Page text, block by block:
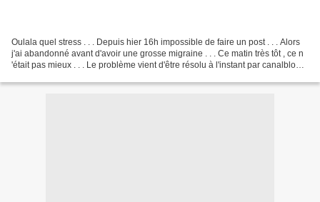
Oulala quel stress . . . Depuis hier 16h impossible de faire un post . . . Alors
j'ai abandonné avant d'avoir une grosse migraine . . . Ce matin très tôt , ce n
'était pas mieux . . . Le problème vient d'être résolu à l'instant par canalblog